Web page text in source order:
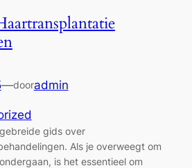
—dooradmin
gids over
Als je overweegt om
is het essentieel om